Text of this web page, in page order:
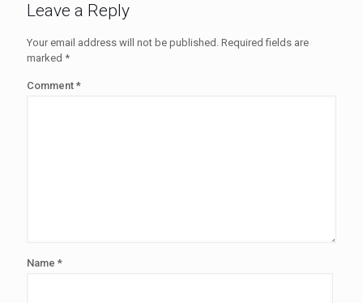
Leave a Reply
Your email address will not be published. Required fields are
marked *
Comment *
Name *